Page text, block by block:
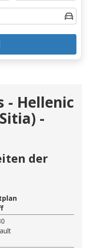
- Hellenic
-
der